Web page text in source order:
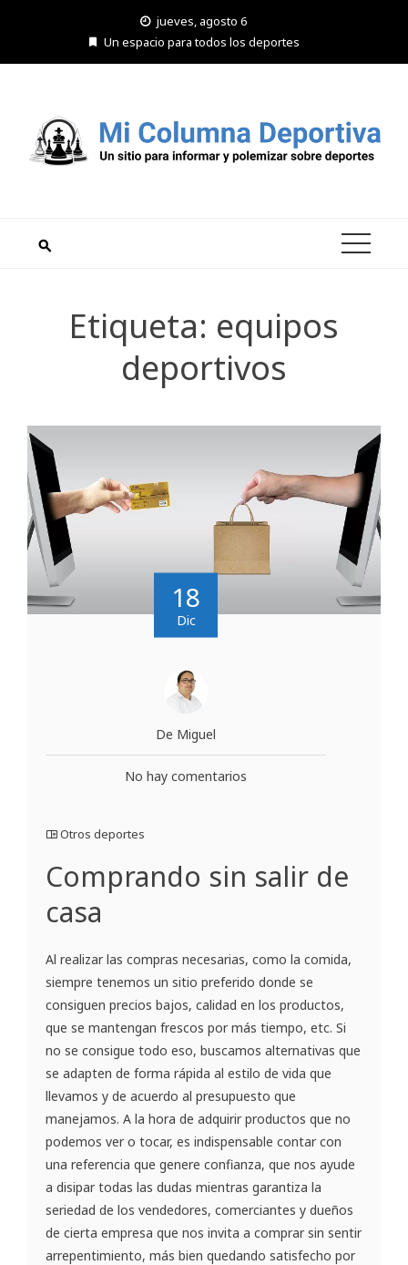
jueves, agosto 6
Un espacio para todos los deportes
Etiqueta: equipos
deportivos
18
Dic
De Miguel
No hay comentarios
Otros deportes
Comprando sin salir de
casa
Al realizar las compras necesarias, como la comida,
siempre tenemos un sitio preferido donde se
consiguen precios bajos, calidad en los productos,
que se mantengan frescos por más tiempo, etc. Si
no se consigue todo eso, buscamos alternativas que
se adapten de forma rápida al estilo de vida que
llevamos y de acuerdo al presupuesto que
manejamos. A la hora de adquirir productos que no
podemos ver o tocar, es indispensable contar con
una referencia que genere confianza, que nos ayude
a disipar todas las dudas mientras garantiza la
seriedad de los vendedores, comerciantes y dueños
de cierta empresa que nos invita a comprar sin sentir
arrepentimiento, más bien quedando satisfecho por